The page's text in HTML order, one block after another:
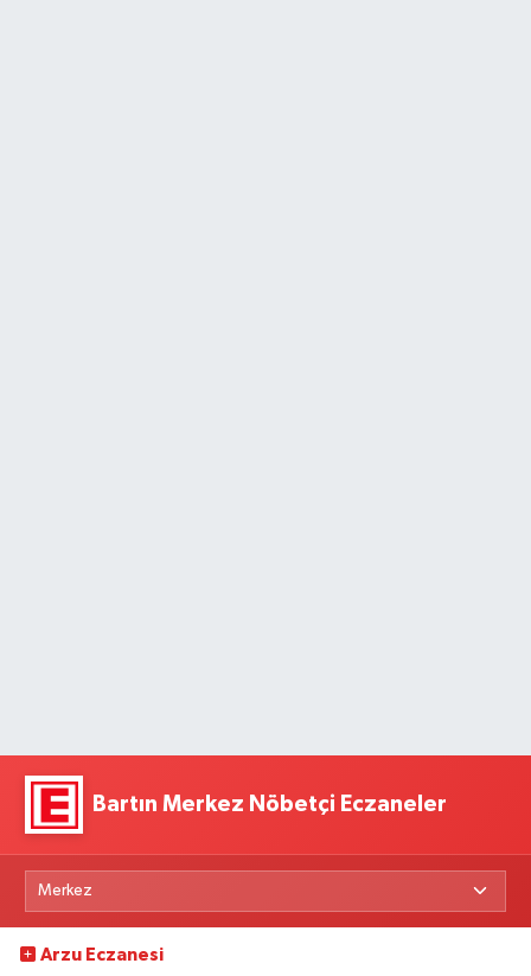
Bartın Merkez Nöbetçi Eczaneler
Arzu Eczanesi